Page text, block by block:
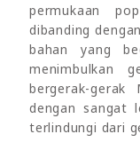
permukaan
dibanding
bahan yang
menimbulkan
bergerak-gerak
dengan sangat
terlindungi dari